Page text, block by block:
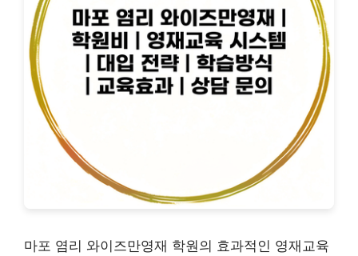
마포 염리 와이즈만영재 학원의 효과적인 영재교육